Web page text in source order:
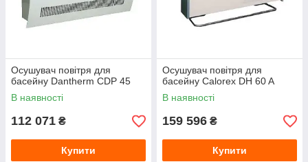
Осушувач повітря для
басейну Dantherm CDP 45
В наявності
112 071 ₴
Купити
Осушувач повітря для
басейну Calorex DH 60 A
В наявності
159 596 ₴
Купити